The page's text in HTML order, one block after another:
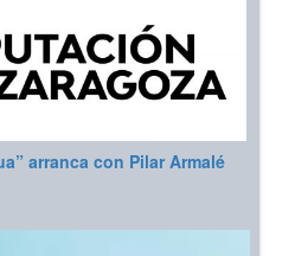
arranca con Pilar Armalé